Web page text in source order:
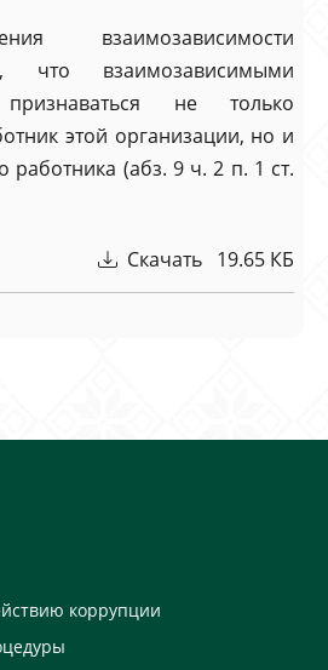
взаимозависимости
что взаимозависимыми
не только
этой организации, но и
работника (абз. 9 ч. 2 п. 1 ст.
Скачать 19.65 КБ
коррупции